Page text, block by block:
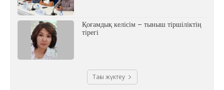
Қоғамдық келісім – тыныш тіршіліктің
тірегі
Тағы жүктеу